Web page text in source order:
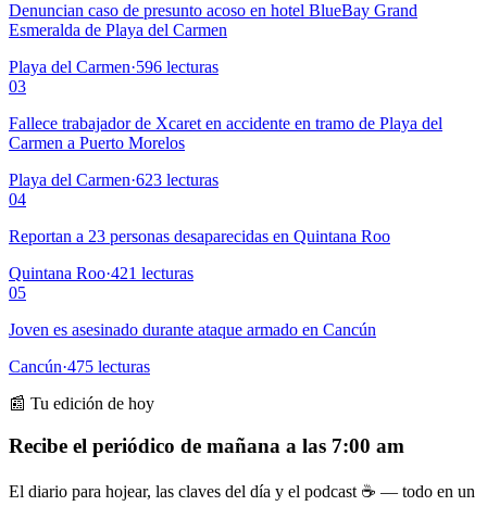
Denuncian caso de presunto acoso en hotel BlueBay Grand
Esmeralda de Playa del Carmen
Playa del Carmen·596 lecturas
03
Fallece trabajador de Xcaret en accidente en tramo de Playa del
Carmen a Puerto Morelos
Playa del Carmen·623 lecturas
04
Reportan a 23 personas desaparecidas en Quintana Roo
Quintana Roo·421 lecturas
05
Joven es asesinado durante ataque armado en Cancún
Cancún·475 lecturas
📰 Tu edición de hoy
Recibe el periódico de mañana a las 7:00 am
El diario para hojear, las claves del día y el podcast ☕ — todo en un